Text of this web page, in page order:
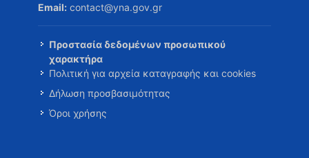
Email: contact@yna.gov.gr
Προστασία δεδομένων προσωπικού
χαρακτήρα
Πολιτική για αρχεία καταγραφής και cookies
Δήλωση προσβασιμότητας
Όροι χρήσης